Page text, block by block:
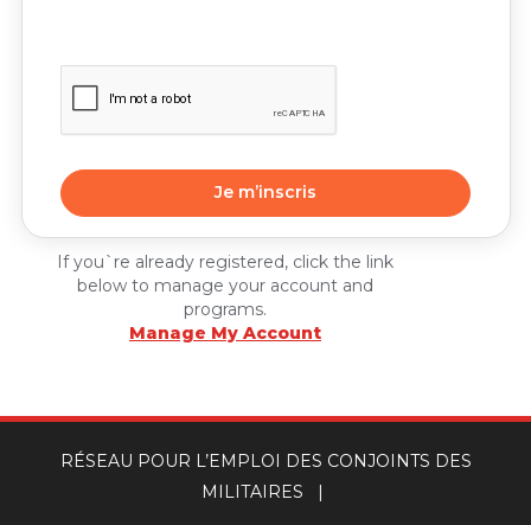
If you`re already registered, click the link
below to manage your account and
programs.
Manage My Account
RÉSEAU POUR L’EMPLOI DES CONJOINTS DES
MILITAIRES